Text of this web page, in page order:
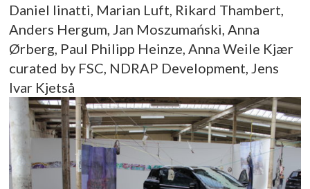
Daniel Iinatti, Marian Luft, Rikard Thambert,
Anders Hergum, Jan Moszumański, Anna
Ørberg, Paul Philipp Heinze, Anna Weile Kjær
curated by FSC, NDRAP Development, Jens
Ivar Kjetså